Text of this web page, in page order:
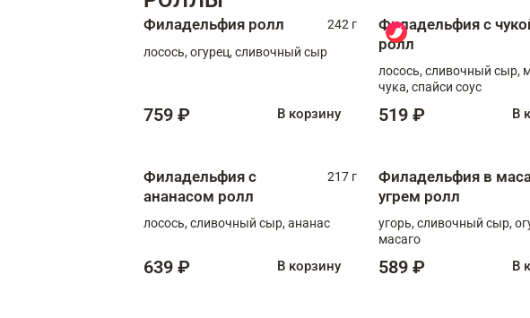
Филадельфия ролл
242 г
лосось, огурец, сливочный сыр
759 ₽ В корзину
Филадельфия с
ролл
лосось, сливочный сыр,
чука, спайси соус
519 ₽ В
Филадельфия с
ананасом ролл
217 г
лосось, сливочный сыр, ананас
639 ₽ В корзину
Филадельфия в
угрем ролл
угорь, сливочный сыр,
масаго
589 ₽ В